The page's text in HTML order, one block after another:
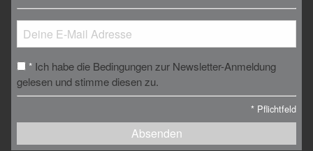
* Ich habe die Bedingungen zur Newsletter-Anmeldung
gelesen und stimme diesen zu.
* Pflichtfeld
Absenden